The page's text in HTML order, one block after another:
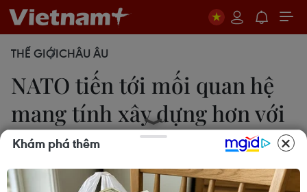
THẾ GIỚICHÂU ÂU
NATO tiến tới mối quan hệ
mang tính xây dựng hơn với
Nga
14/11/2019 14:06
Khám phá thêm